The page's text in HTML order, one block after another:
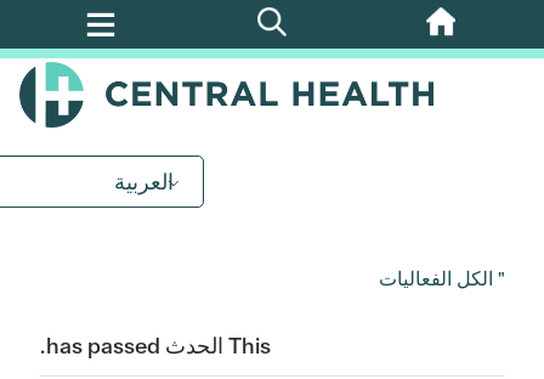
تخطي
العربية
" الكل الفعاليات
This الحدث has passed.